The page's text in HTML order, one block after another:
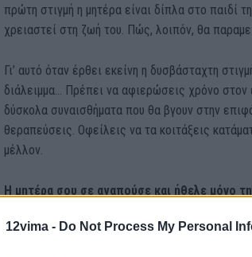
12vima - Do Not Process My Personal
πρώτη στιγμή η μητέρα είναι δίπλα στο παιδί
χρειαστεί στη ζωή του. Πώς, λοιπόν, θα
Γι’ αυτό όταν έρθει εκείνη η δυσβάσταχτη
διάλειμμα… Πρέπει να αφιερώσεις χρόνο στον
δύσκολα συναισθήματα που θα βγουν στην
θεραπεύσεις. Οφείλεις να τα κοιτάξεις
μέλλον.
Η μητέρα σου σε αγαπούσε και ήθελε μόνο